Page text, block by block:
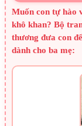
Muốn con tự hào
khô khan? Bộ
thương đưa con
dành cho ba mẹ: